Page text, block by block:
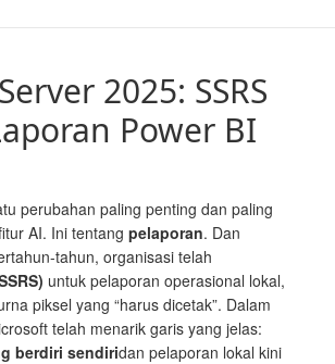
2025: SSRS
Power BI
perubahan paling penting dan paling
AI. Ini tentang pelaporan. Dan
tahun, organisasi telah
untuk pelaporan operasional lokal,
piksel yang “harus dicetak”. Dalam
telah menarik garis yang jelas:
berdiri sendiridan pelaporan lokal kini